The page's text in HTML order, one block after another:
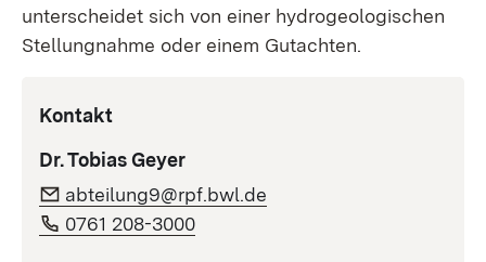
Kontakt
Dr. Tobias Geyer
abteilung9@rpf.bwl.de
0761 208-3000
unterscheidet sich von einer hydro­geologischen
Stellung­nahme oder einem Gutachten.